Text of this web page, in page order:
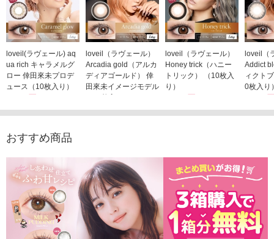
loveil(ラヴェール) aq
ua rich キャラメルグ
ロー 倖田來未プロデ
ュース（10枚入り）
loveil（ラヴェール）
Arcadia gold（アルカ
ディアゴールド） 倖
田來未イメージモデル
（10枚入り）
1,760円(税込)
loveil（ラヴェール）
Honey trick（ハニー
トリック） （10枚入
り）
loveil（
Addict
ィクト
0枚入り
おすすめ商品